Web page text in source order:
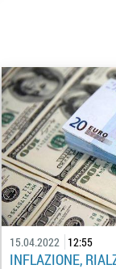
15.04.2022 12:55
INFLAZIONE,